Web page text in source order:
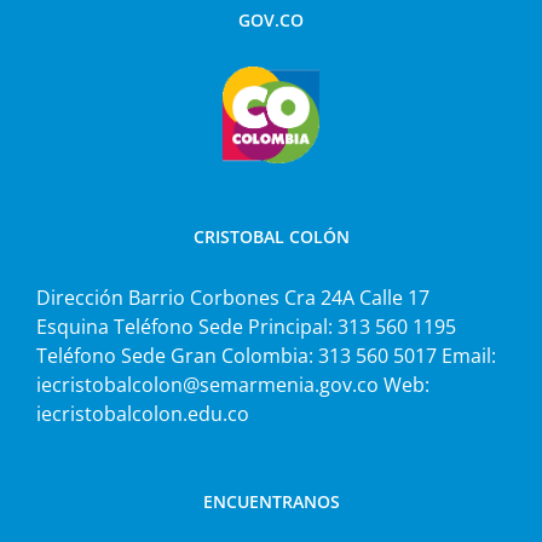
GOV.CO
CRISTOBAL COLÓN
Dirección Barrio Corbones Cra 24A Calle 17
Esquina Teléfono Sede Principal: 313 560 1195
Teléfono Sede Gran Colombia: 313 560 5017 Email:
iecristobalcolon@semarmenia.gov.co Web:
iecristobalcolon.edu.co
ENCUENTRANOS